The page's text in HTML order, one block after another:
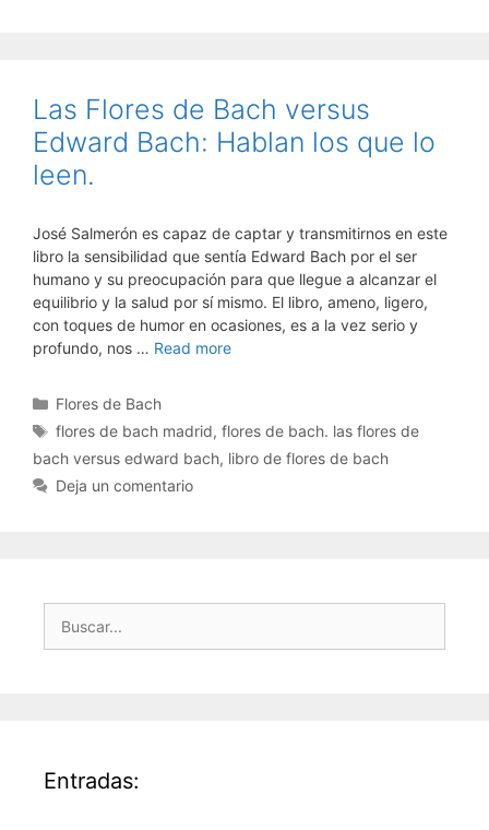
Las Flores de Bach versus
Edward Bach: Hablan los que lo
leen.
José Salmerón es capaz de captar y transmitirnos en este
libro la sensibilidad que sentía Edward Bach por el ser
humano y su preocupación para que llegue a alcanzar el
equilibrio y la salud por sí mismo. El libro, ameno, ligero,
con toques de humor en ocasiones, es a la vez serio y
profundo, nos … Read more
Categorías
Flores de Bach
Etiquetas
flores de bach madrid,flores de bach. las flores de
bach versus edward bach, libro de flores de bach
Deja un comentario
Buscar:
Entradas: